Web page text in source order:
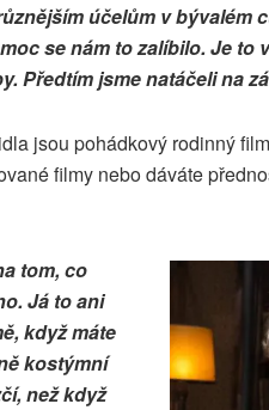
účelům v bývalém
se nám to zalíbilo. Je to
Předtím jsme natáčeli na
jsou pohádkový rodinný
filmy nebo dáváte
tom, co
Já to ani
když máte
kostýmní
než když